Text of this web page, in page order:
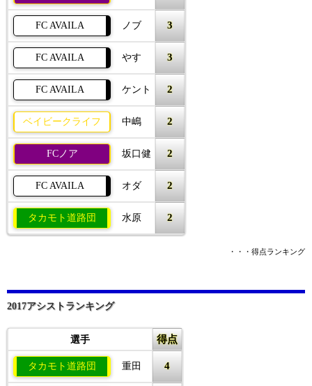
FC AVAILA ノブ 3
FC AVAILA やす 3
FC AVAILA ケント 2
ベイビークライフ 中嶋 2
FCノア 坂口健 2
FC AVAILA オダ 2
タカモト道路団 水原 2
・・・得点ランキング
2017アシストランキング
選手 得点
タカモト道路団 重田 4